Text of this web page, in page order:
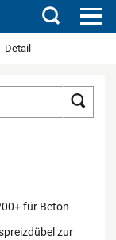
Suchen
Detail
für Beton
zur